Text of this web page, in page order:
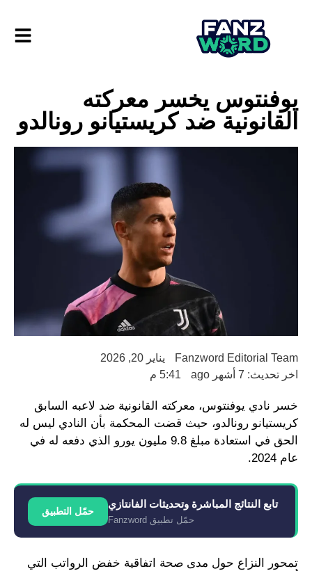
يوفنتوس يخسر معركته
القانونية ضد كريستيانو رونالدو
Fanzword Editorial Team
يناير 20, 2026
اخر تحديث: 7 أشهر ago
5:41 م
خسر نادي يوفنتوس، معركته القانونية ضد لاعبه السابق
كريستيانو رونالدو، حيث قضت المحكمة بأن النادي ليس له
الحق في استعادة مبلغ 9.8 مليون يورو الذي دفعه له في
عام 2024.
تابع النتائج المباشرة وتحديثات الفانتازي
حمّل تطبيق Fanzword
حمّل التطبيق
تمحور النزاع حول مدى صحة اتفاقية خفض الرواتب التي